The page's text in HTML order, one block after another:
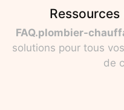
FAQ.plombier-
solutions pour tous
de